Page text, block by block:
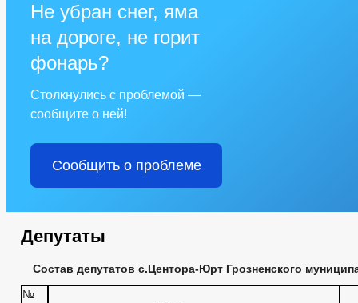
Не убран снег, яма
на дороге, не горит
фонарь?
Столкнулись с проблемой —
сообщите о ней!
Сообщить о проблеме
Депутаты
Состав депутатов с.Центора-Юрт Грозненского
№